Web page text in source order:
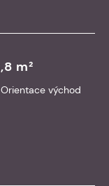
m²
Orientace východ